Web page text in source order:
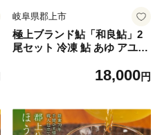
岐阜県郡上市
極上ブランド鮎「和良鮎」2
尾セット 冷凍 鮎 あゆ アユ
贈答 ブランド 貴重 希少 ギフ
大 サイズ 尾数 セット 詰め合
わせ 選べる 岐阜県 郡上市
18,000円